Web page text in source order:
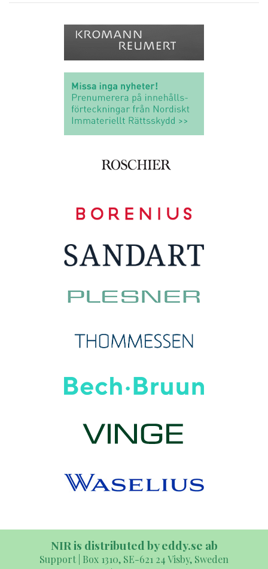
NIR is distributed by eddy.se ab
Support | Box 1310, SE-621 24 Visby, Sweden